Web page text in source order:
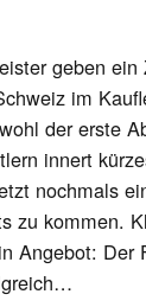
geben ein
im
der erste
innert
nochmals
zu kommen.
Angebot: Der